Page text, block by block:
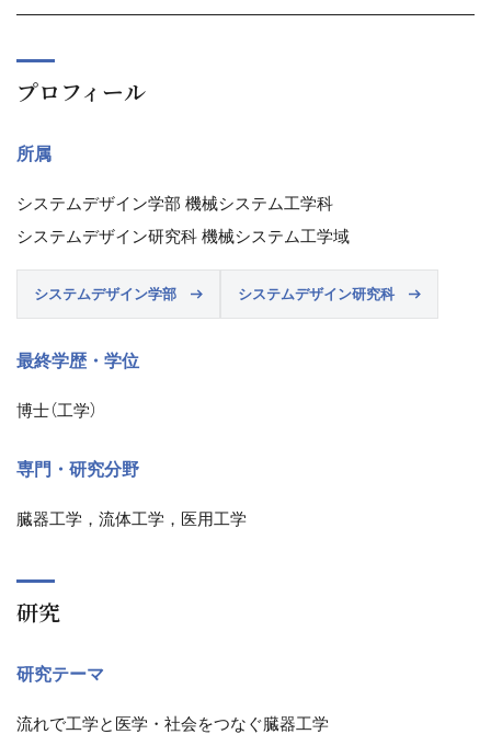
プロフィール
所属
システムデザイン学部 機械システム工学科
システムデザイン研究科 機械システム工学域
システムデザイン学部 システムデザイン研究科
最終学歴・学位
博士（工学）
専門・研究分野
臓器工学，流体工学，医用工学
研究
研究テーマ
流れで工学と医学・社会をつなぐ臓器工学